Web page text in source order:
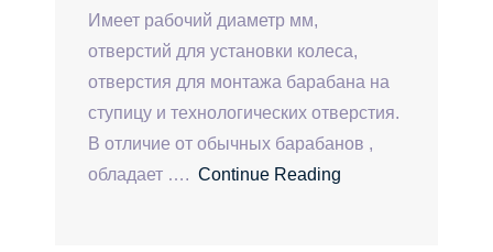
Имеет рабочий диаметр мм,
отверстий для установки колеса,
отверстия для монтажа барабана на
ступицу и технологических отверстия.
В отличие от обычных барабанов ,
обладает …. Continue Reading